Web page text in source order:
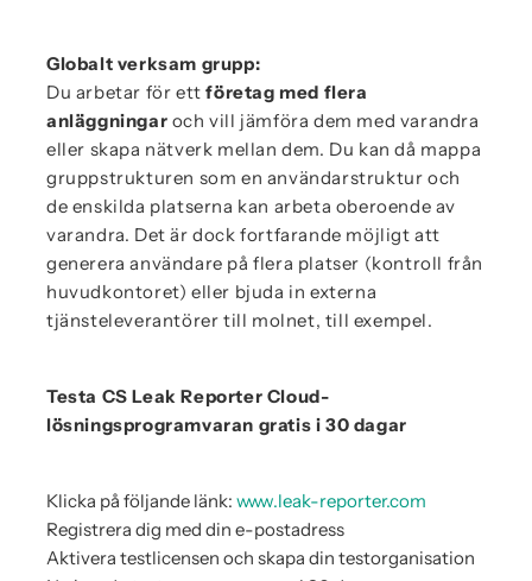
Globalt verksam grupp:
Du arbetar för ettföretag med flera
anläggningar och vill jämföra dem med varandra
eller skapa nätverk mellan dem. Du kan då mappa
gruppstrukturen som en användarstruktur och
de enskilda platserna kan arbeta oberoende av
varandra. Det är dock fortfarande möjligt att
generera användare på flera platser (kontroll från
huvudkontoret) eller bjuda in externa
tjänsteleverantörer till molnet, till exempel.
Testa CS Leak Reporter Cloud-
lösningsprogramvaran gratis i 30 dagar
Klicka på följande länk: www.leak-reporter.com
Registrera dig med din e-postadress
Aktivera testlicensen och skapa din testorganisation